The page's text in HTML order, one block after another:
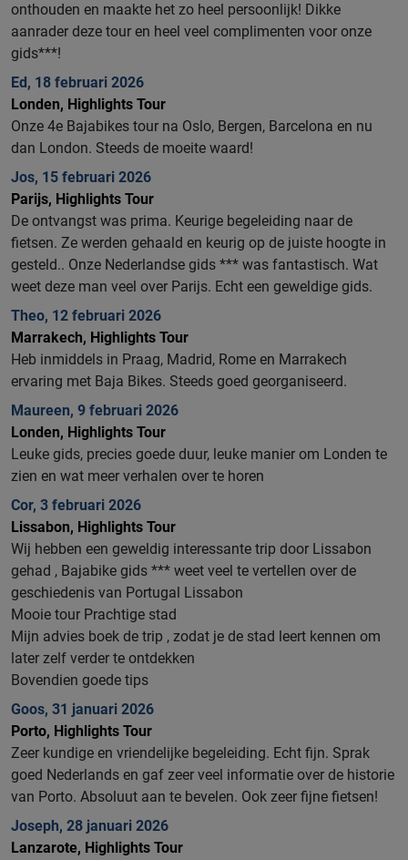
onthouden en maakte het zo heel persoonlijk! Dikke
aanrader deze tour en heel veel complimenten voor onze
gids***!
Ed, 18 februari 2026
Londen, Highlights Tour
Onze 4e Bajabikes tour na Oslo, Bergen, Barcelona en nu
dan London. Steeds de moeite waard!
Jos, 15 februari 2026
Parijs, Highlights Tour
De ontvangst was prima. Keurige begeleiding naar de
fietsen. Ze werden gehaald en keurig op de juiste hoogte in
gesteld.. Onze Nederlandse gids *** was fantastisch. Wat
weet deze man veel over Parijs. Echt een geweldige gids.
Theo, 12 februari 2026
Marrakech, Highlights Tour
Heb inmiddels in Praag, Madrid, Rome en Marrakech
ervaring met Baja Bikes. Steeds goed georganiseerd.
Maureen, 9 februari 2026
Londen, Highlights Tour
Leuke gids, precies goede duur, leuke manier om Londen te
zien en wat meer verhalen over te horen
Cor, 3 februari 2026
Lissabon, Highlights Tour
Wij hebben een geweldig interessante trip door Lissabon
gehad , Bajabike gids *** weet veel te vertellen over de
geschiedenis van Portugal Lissabon
Mooie tour Prachtige stad
Mijn advies boek de trip , zodat je de stad leert kennen om
later zelf verder te ontdekken
Bovendien goede tips
Goos, 31 januari 2026
Porto, Highlights Tour
Zeer kundige en vriendelijke begeleiding. Echt fijn. Sprak
goed Nederlands en gaf zeer veel informatie over de historie
van Porto. Absoluut aan te bevelen. Ook zeer fijne fietsen!
Joseph, 28 januari 2026
Lanzarote, Highlights Tour